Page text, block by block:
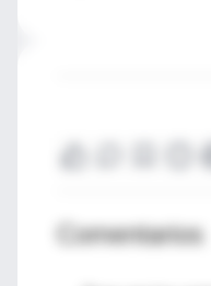
Comentarios